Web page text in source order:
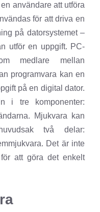
användare att utföra
för att driva en
på datorsystemet –
utför en uppgift. PC-
medlare mellan
programvara kan en
på en digital dator.
i tre komponenter:
Mjukvara kan
två delar:
Det är inte
att göra det enkelt